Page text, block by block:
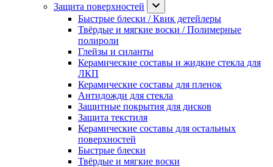
Защита поверхностей
Быстрые блески / Квик детейлеры
Твёрдые и мягкие воски / Полимерные
полироли
Глейзы и силанты
Керамические составы и жидкие стекла для
ЛКП
Керамические составы для пленок
Антидожди для стекла
Защитные покрытия для дисков
Защита текстиля
Керамические составы для остальных
поверхностей
Быстрые блески
Твёрдые и мягкие воски